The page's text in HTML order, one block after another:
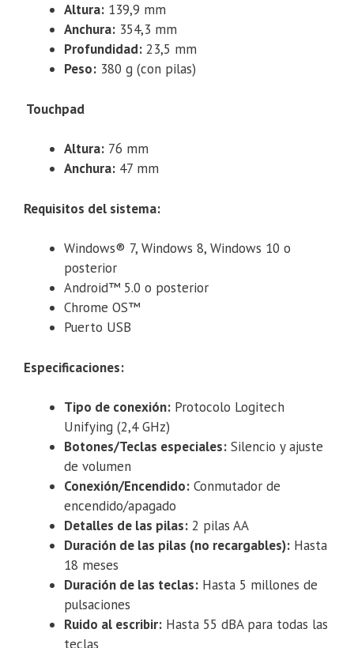
Altura: 139,9 mm
Anchura: 354,3 mm
Profundidad: 23,5 mm
Peso: 380 g (con pilas)
Touchpad
Altura: 76 mm
Anchura: 47 mm
Requisitos del sistema:
Windows® 7, Windows 8, Windows 10 o
posterior
Android™ 5.0 o posterior
Chrome OS™
Puerto USB
Especificaciones:
Tipo de conexión: Protocolo Logitech
Unifying (2,4 GHz)
Botones/Teclas especiales: Silencio y ajuste
de volumen
Conexión/Encendido: Conmutador de
encendido/apagado
Detalles de las pilas: 2 pilas AA
Duración de las pilas (no recargables): Hasta
18 meses
Duración de las teclas: Hasta 5 millones de
pulsaciones
Ruido al escribir: Hasta 55 dBA para todas las
teclas